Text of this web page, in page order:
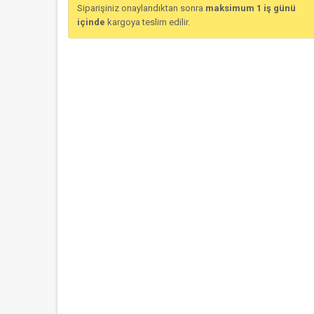
Siparişiniz onaylandıktan sonra maksimum 1 iş günü
içinde kargoya teslim edilir.